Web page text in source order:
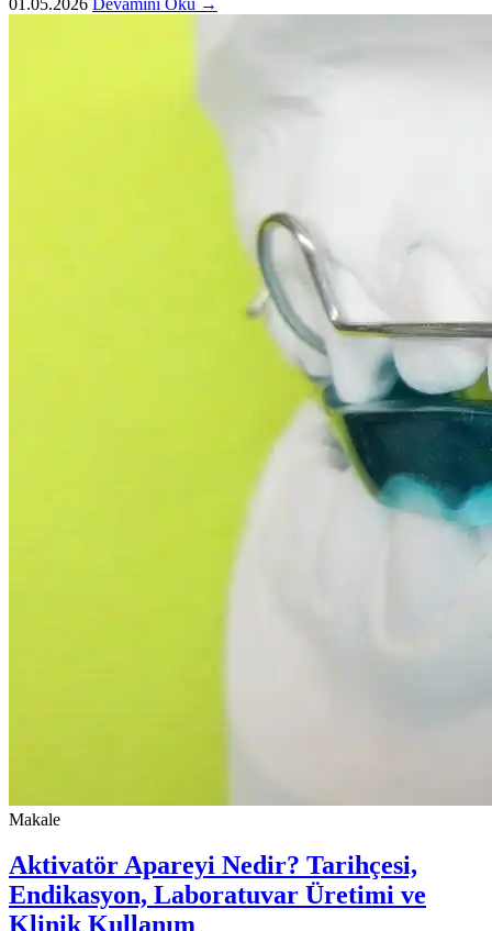
Makale
Aktivatör Apareyi Nedir? Tarihçesi,
Endikasyon, Laboratuvar Üretimi ve
Klinik Kullanım